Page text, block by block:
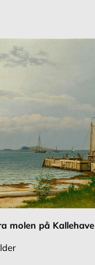
molen på Kallehave